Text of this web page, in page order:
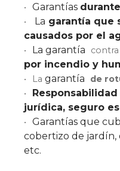
Garantías
La garantía que
causados por el
La garantía
por incendio y
Lagarantía de
jurídica, seguro
Garantías que
cobertizo de jardín,
etc.